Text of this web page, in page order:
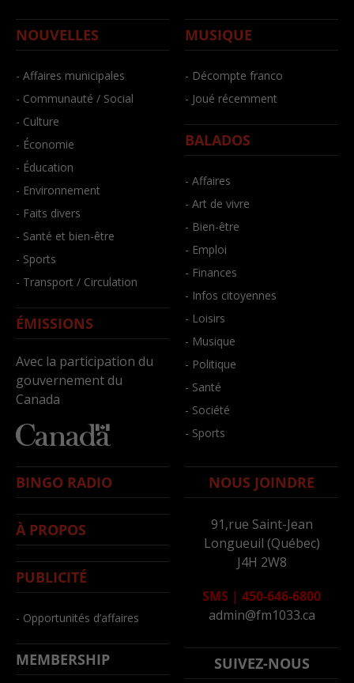
NOUVELLES
- Affaires municipales
- Communauté / Social
- Culture
- Économie
- Éducation
- Environnement
- Faits divers
- Santé et bien-être
- Sports
- Transport / Circulation
ÉMISSIONS
Avec la participation du
gouvernement du
Canada
MUSIQUE
- Décompte franco
- Joué récemment
BALADOS
- Affaires
- Art de vivre
- Bien-être
- Emploi
- Finances
- Infos citoyennes
- Loisirs
- Musique
- Politique
- Santé
- Société
- Sports
BINGO RADIO
À PROPOS
PUBLICITÉ
- Opportunités d’affaires
MEMBERSHIP
NOUS JOINDRE
91,rue Saint-Jean
Longueuil (Québec)
J4H 2W8
SMS | 450-646-6800
admin@fm1033.ca
SUIVEZ-NOUS